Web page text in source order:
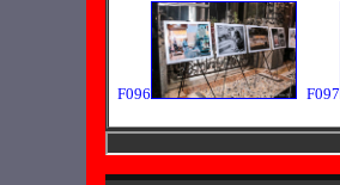
F096 F097